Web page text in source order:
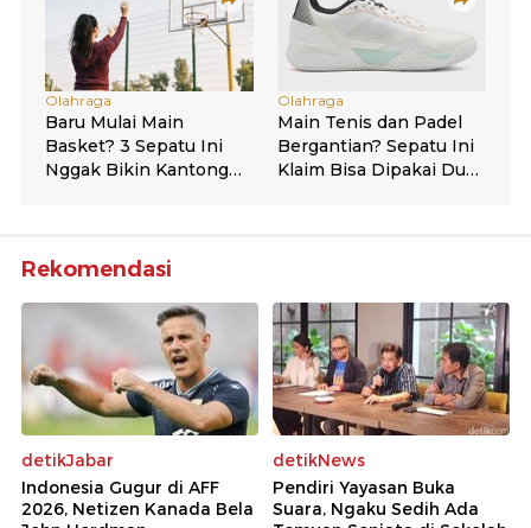
Rekomendasi
detikJabar
Indonesia Gugur di AFF
2026, Netizen Kanada Bela
detikNews
Pendiri Yayasan Buka
Suara, Ngaku Sedih Ada